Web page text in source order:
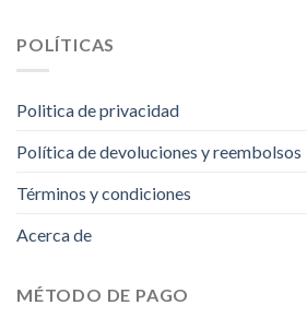
POLÍTICAS
Politica de privacidad
Política de devoluciones y reembolsos
Términos y condiciones
Acerca de
MÉTODO DE PAGO